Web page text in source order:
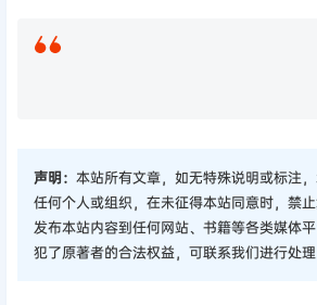
声明： 本站所有文章，如无特殊说明或标注，
任何个人或组织，在未征得本站同意时，禁止
发布本站内容到任何网站、书籍等各类媒体
犯了原著者的合法权益，可联系我们进行处理